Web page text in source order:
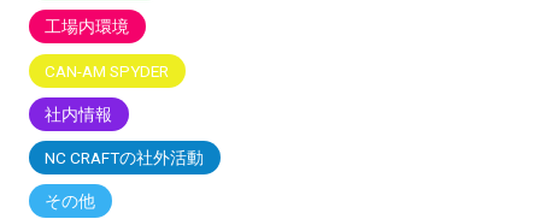
工場内環境
CAN-AM SPYDER
社内情報
NC CRAFTの社外活動
その他